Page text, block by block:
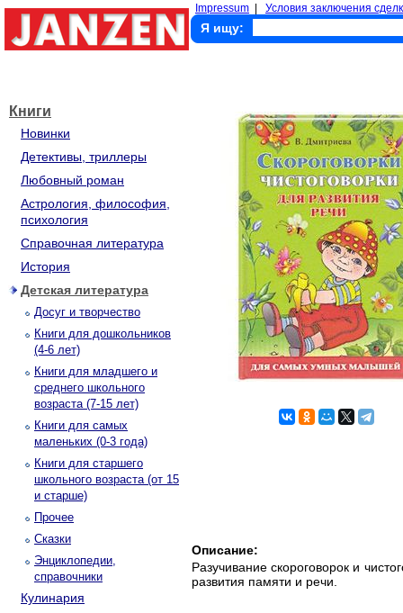
Impressum Условия заключения
Я ищу:
Книги
Новинки
Детективы, триллеры
Любовный роман
Астрология, философия,
психология
Справочная литература
История
Детская литература
Досуг и творчество
Книги для дошкольников
(4-6 лет)
Книги для младшего и
среднего школьного
возраста (7-15 лет)
Книги для самых
маленьких (0-3 года)
Книги для старшего
школьного возраста (от 15
и старше)
Прочее
Сказки
Энциклопедии,
справочники
Кулинария
Описание:
Разучивание скороговорок и
развития памяти и речи.